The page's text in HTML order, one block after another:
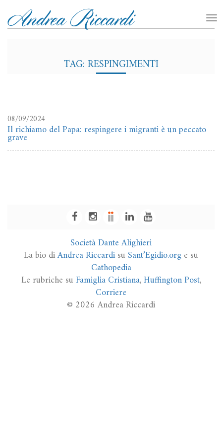
TAG: RESPINGIMENTI
08/09/2024
Il richiamo del Papa: respingere i migranti è un peccato
grave
Società Dante Alighieri
La bio diAndrea RiccardisuSant’Egidio.orge su
Cathopedia
Le rubriche suFamiglia Cristiana,Huffington Post,
Corriere
© 2026 Andrea Riccardi